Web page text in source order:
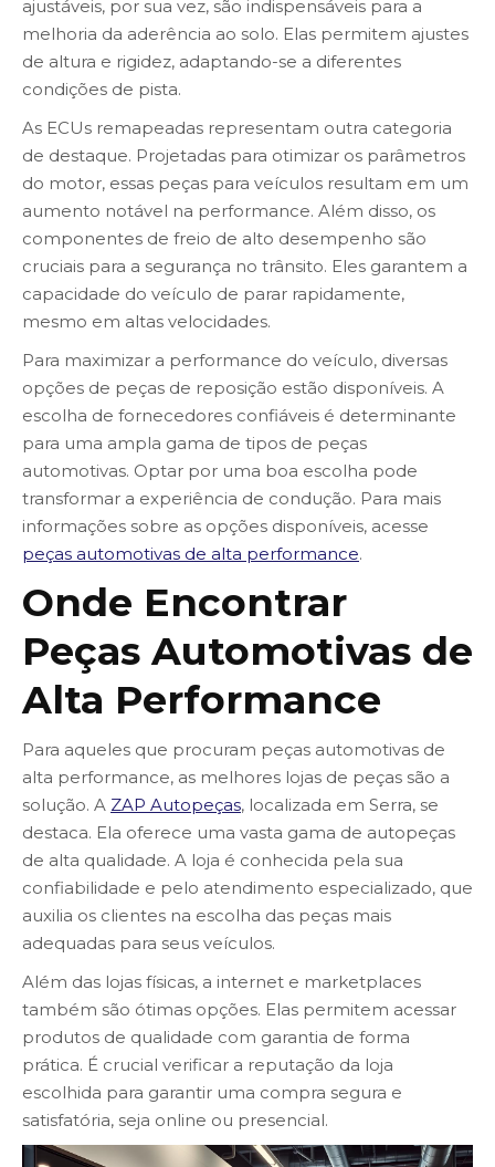
ajustáveis, por sua vez, são indispensáveis para a
melhoria da aderência ao solo. Elas permitem ajustes
de altura e rigidez, adaptando-se a diferentes
condições de pista.
As ECUs remapeadas representam outra categoria
de destaque. Projetadas para otimizar os parâmetros
do motor, essas peças para veículos resultam em um
aumento notável na performance. Além disso, os
componentes de freio de alto desempenho são
cruciais para a segurança no trânsito. Eles garantem a
capacidade do veículo de parar rapidamente,
mesmo em altas velocidades.
Para maximizar a performance do veículo, diversas
opções de peças de reposição estão disponíveis. A
escolha de fornecedores confiáveis é determinante
para uma ampla gama de tipos de peças
automotivas. Optar por uma boa escolha pode
transformar a experiência de condução. Para mais
informações sobre as opções disponíveis, acesse
peças automotivas de alta performance.
Onde Encontrar
Peças Automotivas de
Alta Performance
Para aqueles que procuram peças automotivas de
alta performance, as melhores lojas de peças são a
solução. A ZAP Autopeças, localizada em Serra, se
destaca. Ela oferece uma vasta gama de autopeças
de alta qualidade. A loja é conhecida pela sua
confiabilidade e pelo atendimento especializado, que
auxilia os clientes na escolha das peças mais
adequadas para seus veículos.
Além das lojas físicas, a internet e marketplaces
também são ótimas opções. Elas permitem acessar
produtos de qualidade com garantia de forma
prática. É crucial verificar a reputação da loja
escolhida para garantir uma compra segura e
satisfatória, seja online ou presencial.